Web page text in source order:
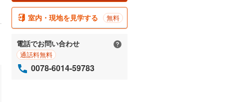
室内・現地を見学する 無料
電話でお問い合わせ
通話料無料
0078-6014-59783